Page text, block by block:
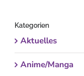
Kategorien
Aktuelles
Anime/Manga